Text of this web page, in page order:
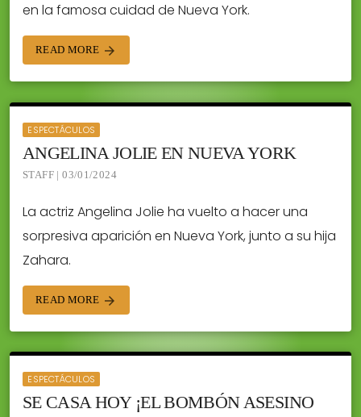
en la famosa cuidad de Nueva York.
READ MORE arrow_forward
ESPECTÁCULOS
ANGELINA JOLIE EN NUEVA YORK
STAFF | 03/01/2024
La actriz Angelina Jolie ha vuelto a hacer una
sorpresiva aparición en Nueva York, junto a su hija
Zahara.
READ MORE arrow_forward
ESPECTÁCULOS
SE CASA HOY ¡EL BOMBÓN ASESINO